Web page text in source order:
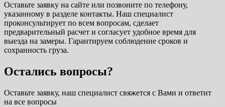
Оставьте заявку на сайте или позвоните по телефону,
указанному в разделе контакты. Наш специалист
проконсультирует по всем вопросам, сделает
предварительный расчет и согласует удобное время для
выезда на замеры. Гарантируем соблюдение сроков и
сохранность груза.
Остались вопросы?
Оставьте заявку, наш специалист свяжется с Вами и ответит
на все вопросы